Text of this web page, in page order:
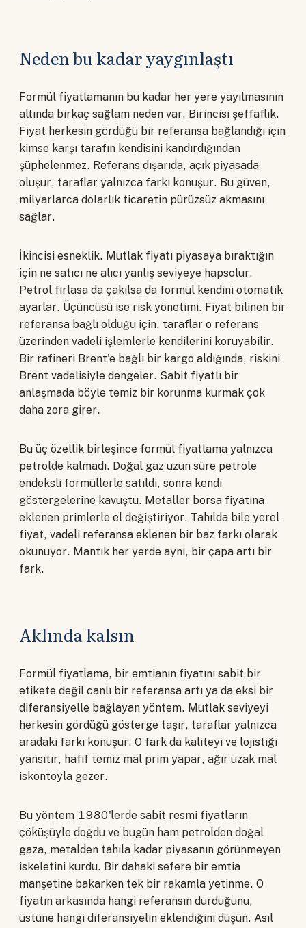
Neden bu kadar yaygınlaştı
Formül fiyatlamanın bu kadar her yere yayılmasının
altında birkaç sağlam neden var. Birincisi şeffaflık.
Fiyat herkesin gördüğü bir referansa bağlandığı için
kimse karşı tarafın kendisini kandırdığından
şüphelenmez. Referans dışarıda, açık piyasada
oluşur, taraflar yalnızca farkı konuşur. Bu güven,
milyarlarca dolarlık ticaretin pürüzsüz akmasını
sağlar.
İkincisi esneklik. Mutlak fiyatı piyasaya bıraktığın
için ne satıcı ne alıcı yanlış seviyeye hapsolur.
Petrol fırlasa da çakılsa da formül kendini otomatik
ayarlar. Üçüncüsü ise risk yönetimi. Fiyat bilinen bir
referansa bağlı olduğu için, taraflar o referans
üzerinden vadeli işlemlerle kendilerini koruyabilir.
Bir rafineri Brent'e bağlı bir kargo aldığında, riskini
Brent vadelisiyle dengeler. Sabit fiyatlı bir
anlaşmada böyle temiz bir korunma kurmak çok
daha zora girer.
Bu üç özellik birleşince formül fiyatlama yalnızca
petrolde kalmadı. Doğal gaz uzun süre petrole
endeksli formüllerle satıldı, sonra kendi
göstergelerine kavuştu. Metaller borsa fiyatına
eklenen primlerle el değiştiriyor. Tahılda bile yerel
fiyat, vadeli referansa eklenen bir baz farkı olarak
okunuyor. Mantık her yerde aynı, bir çapa artı bir
fark.
Aklında kalsın
Formül fiyatlama, bir emtianın fiyatını sabit bir
etikete değil canlı bir referansa artı ya da eksi bir
diferansiyelle bağlayan yöntem. Mutlak seviyeyi
herkesin gördüğü gösterge taşır, taraflar yalnızca
aradaki farkı konuşur. O fark da kaliteyi ve lojistiği
yansıtır, hafif temiz mal prim yapar, ağır uzak mal
iskontoyla gezer.
Bu yöntem 1980'lerde sabit resmi fiyatların
çöküşüyle doğdu ve bugün ham petrolden doğal
gaza, metalden tahıla kadar piyasanın görünmeyen
iskeletini kurdu. Bir dahaki sefere bir emtia
manşetine bakarken tek bir rakamla yetinme. O
fiyatın arkasında hangi referansın durduğunu,
üstüne hangi diferansiyelin eklendiğini düşün. Asıl